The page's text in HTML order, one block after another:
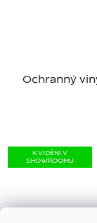
Ochranný
K VIDĚNÍ V
SHOWROOMU